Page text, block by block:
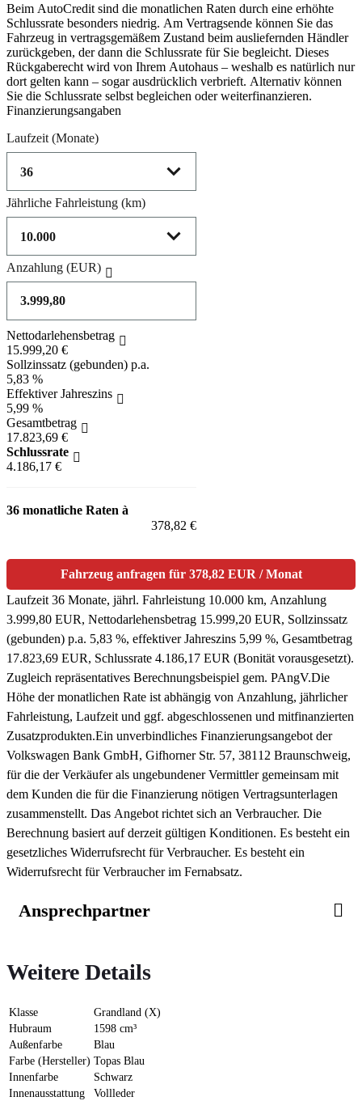
Beim AutoCredit sind die monatlichen Raten durch eine erhöhte
Schlussrate besonders niedrig. Am Vertragsende können Sie das
Fahrzeug in vertragsgemäßem Zustand beim ausliefernden Händler
zurückgeben, der dann die Schlussrate für Sie begleicht. Dieses
Rückgaberecht wird von Ihrem Autohaus – weshalb es natürlich nur
dort gelten kann – sogar ausdrücklich verbrieft. Alternativ können
Sie die Schlussrate selbst begleichen oder weiterfinanzieren.
Finanzierungsangaben
Laufzeit (Monate)
Jährliche Fahrleistung (km)
Anzahlung (EUR)
Nettodarlehensbetrag
15.999,20 €
Sollzinssatz (gebunden) p.a.
5,83 %
Effektiver Jahreszins
5,99 %
Gesamtbetrag
17.823,69 €
Schlussrate
4.186,17 €
36 monatliche Raten à
378,82 €
Fahrzeug anfragen für 378,82 EUR / Monat
Laufzeit 36 Monate, jährl. Fahrleistung 10.000 km, Anzahlung
3.999,80 EUR, Nettodarlehensbetrag 15.999,20 EUR, Sollzinssatz
(gebunden) p.a. 5,83 %, effektiver Jahreszins 5,99 %, Gesamtbetrag
17.823,69 EUR, Schlussrate 4.186,17 EUR (Bonität vorausgesetzt).
Zugleich repräsentatives Berechnungsbeispiel gem. PAngV.Die
Höhe der monatlichen Rate ist abhängig von Anzahlung, jährlicher
Fahrleistung, Laufzeit und ggf. abgeschlossenen und mitfinanzierten
Zusatzprodukten.Ein unverbindliches Finanzierungsangebot der
Volkswagen Bank GmbH, Gifhorner Str. 57, 38112 Braunschweig,
für die der Verkäufer als ungebundener Vermittler gemeinsam mit
dem Kunden die für die Finanzierung nötigen Vertragsunterlagen
zusammenstellt. Das Angebot richtet sich an Verbraucher. Die
Berechnung basiert auf derzeit gültigen Konditionen. Es besteht ein
gesetzliches Widerrufsrecht für Verbraucher. Es besteht ein
Widerrufsrecht für Verbraucher im Fernabsatz.
Ansprechpartner
Weitere Details
Klasse
Grandland (X)
Hubraum
1598 cm³
Außenfarbe
Blau
Farbe (Hersteller) Topas Blau
Innenfarbe
Schwarz
Innenausstattung
Vollleder